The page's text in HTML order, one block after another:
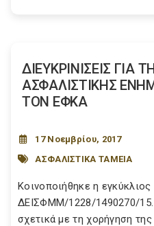
ΔΙΕΥΚΡΙΝΙΣΕΙΣ ΓΙΑ
ΑΣΦΑΛΙΣΤΙΚΗΣ
ΤΟΝ ΕΦΚΑ
17 Νοεμβρίου, 2017
ΑΣΦΑΛΙΣΤΙΚΑ ΤΑΜΕΙΑ
Κοινοποιήθηκε η εγκύκλιος
ΔΕΙΣΦΜΜ/1228/1490270/
σχετικά με τη χορήγηση